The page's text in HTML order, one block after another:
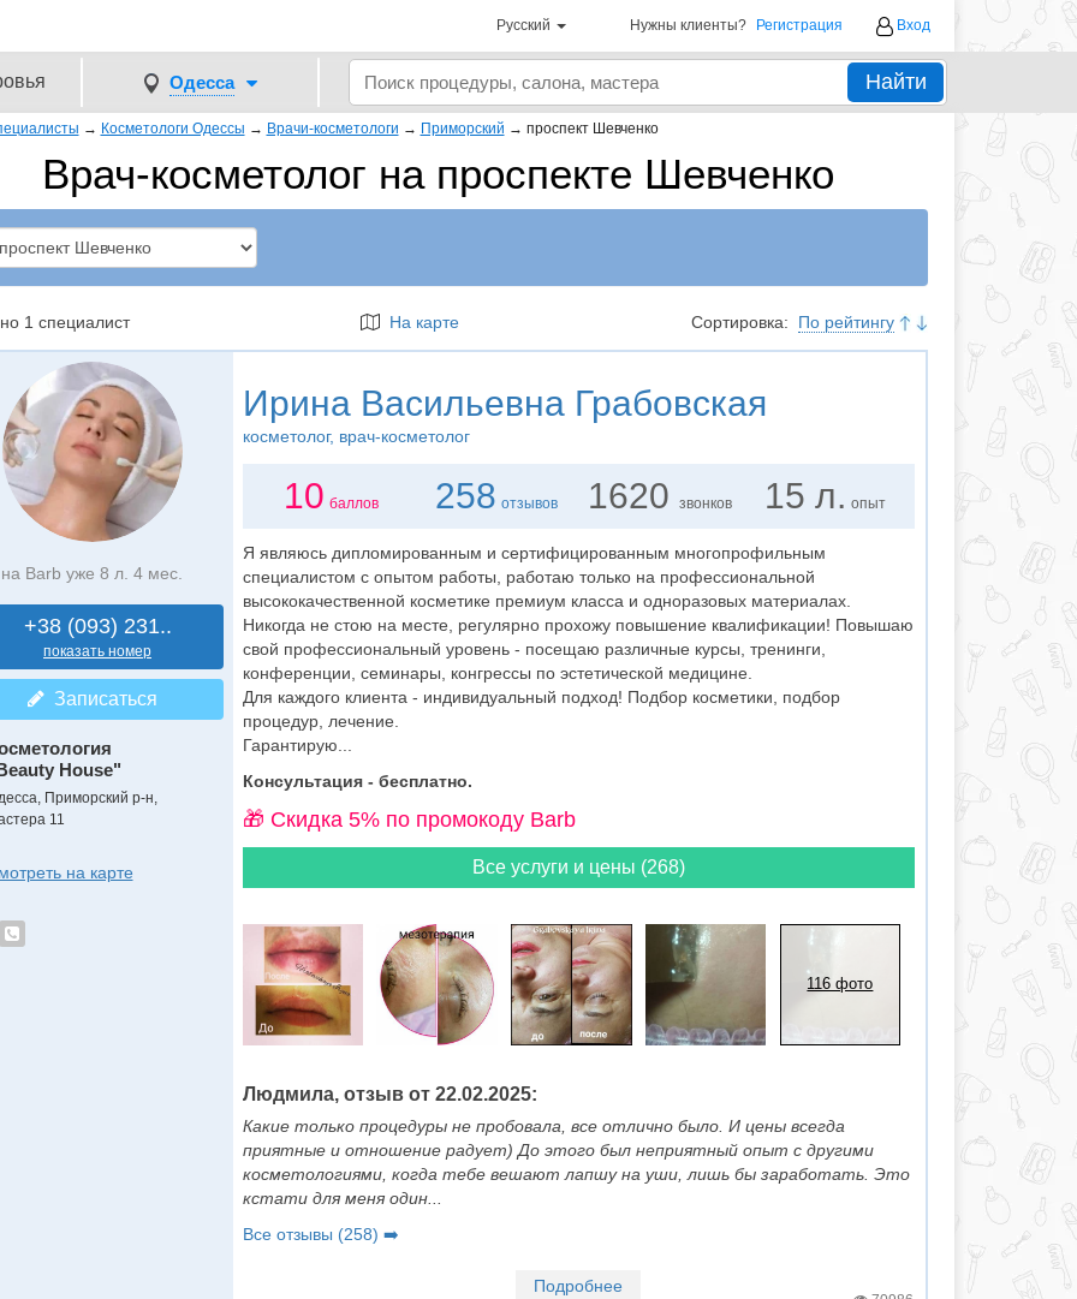
Русский Нужны клиенты? Регистрация Вход
Одесса Найти
→ Косметологи Одессы → Врачи-косметологи → Приморский → проспект Шевченко
Врач-косметолог на проспекте Шевченко
1 специалист На карте Сортировка: По рейтингу
на Barb уже 8 л. 4 мес.
+38 (093) 231..
показать номер
Записаться
House"
Приморский р-н,
11
на карте
Ирина Васильевна Грабовская
косметолог, врач-косметолог
10 баллов 258 отзывов 1620звонков 15 л. опыт
Я являюсь дипломированным и сертифицированным многопрофильным
специалистом с опытом работы, работаю только на профессиональной
высококачественной косметике премиум класса и одноразовых материалах.
Никогда не стою на месте, регулярно прохожу повышение квалификации! Повышаю
свой профессиональный уровень - посещаю различные курсы, тренинги,
конференции, семинары, конгрессы по эстетической медицине.
Для каждого клиента - индивидуальный подход! Подбор косметики, подбор
процедур, лечение.
Гарантирую...
Консультация - бесплатно.
🎁 Cкидка 5% по промокоду Barb
Все услуги и цены (268)
116 фото
Людмила, отзыв от 22.02.2025:
Какие только процедуры не пробовала, все отлично было. И цены всегда
приятные и отношение радует) До этого был неприятный опыт с другими
косметологиями, когда тебе вешают лапшу на уши, лишь бы заработать. Это
кстати для меня один...
Все отзывы (258) ➡️
Подробнее